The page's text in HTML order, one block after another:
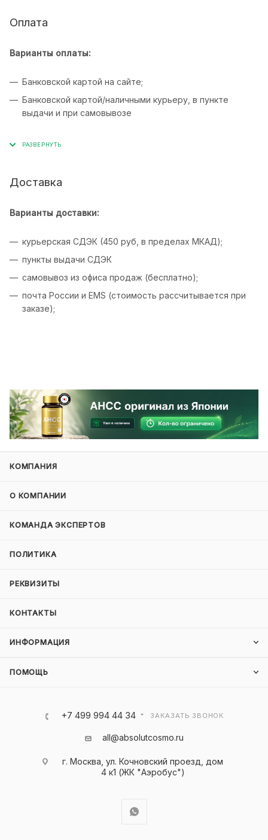
Оплата
Варианты оплаты:
Банковской картой на сайте;
Банковской картой/наличными курьеру, в пункте
выдачи и при самовывозе
Доставка
Варианты доставки:
курьерская СДЭК (450 руб, в пределах МКАД);
пункты выдачи СДЭК
самовывоз из офиса продаж (бесплатно);
почта России и EMS (стоимость рассчитывается при
заказе);
КОМПАНИЯ
О КОМПАНИИ
КОМАНДА ЭКСПЕРТОВ
ПОЛИТИКА
РЕКВИЗИТЫ
КОНТАКТЫ
ИНФОРМАЦИЯ
ПОМОЩЬ
+7 499 994 44 34 ЗАКАЗАТЬ ЗВОНОК
all@absolutcosmo.ru
г. Москва, ул. Кочновский проезд, дом
4 к1 (ЖК "Аэробус")